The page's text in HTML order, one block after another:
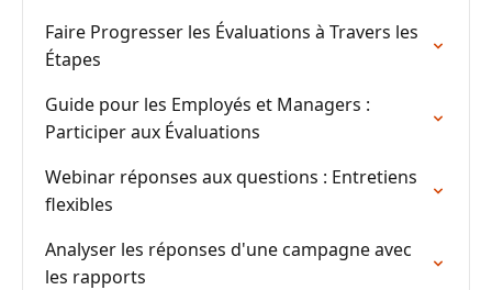
Faire Progresser les Évaluations à Travers les
Étapes
Guide pour les Employés et Managers :
Participer aux Évaluations
Webinar réponses aux questions : Entretiens
flexibles
Analyser les réponses d'une campagne avec
les rapports